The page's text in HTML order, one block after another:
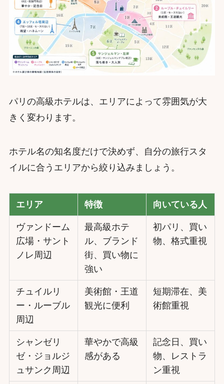
パリの高級ホテルは、エリアによって雰囲気が大
きく変わります。
ホテル名の知名度だけで決めず、自分の旅行スタ
イルに合うエリアから絞り込みましょう。
エリア 特徴 向いている人
ヴァンドーム
広場・サント
ノレ周辺
最高級ホテ
ル、ブランド
街、買い物に
強い
初パリ、買い
物、格式重視
チュイルリ
ー・ルーブル
周辺
美術館・王道
観光に便利
短期滞在、美
術館重視
シャンゼリ
ゼ・ジョルジ
ュサンク周辺
華やかで高級
感がある
記念日、買い
物、レストラ
ン重視